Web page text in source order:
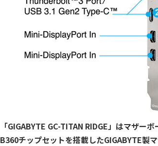
「GIGABYTE GC-TITAN RIDGE」はマザー
B360チップセットを搭載したGIGABYTE製